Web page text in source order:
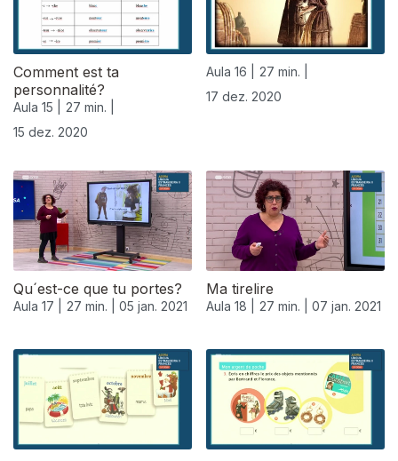
Comment est ta
personnalité?
Aula 15 |
27 min. |
15 dez. 2020
Aula 16 |
27 min. |
17 dez. 2020
Qu´est-ce que tu portes?
Aula 17 | 27 min. | 05 jan. 2021
Ma tirelire
Aula 18 | 27 min. | 07 jan. 2021